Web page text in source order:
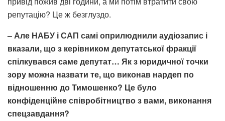
репутацію? Це ж безглуздо.
– Але НАБУ і САП самі оприлюднили аудіозапис і
вказали, що з керівником депутатської фракції
спілкувався саме депутат… Як з юридичної точки
зору можна назвати те, що виконав нардеп по
відношенню до Тимошенко? Це було
конфіденційне співробітництво з вами, виконання
спецзавдання?